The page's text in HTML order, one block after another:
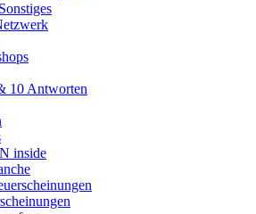
10 Antworten
inside